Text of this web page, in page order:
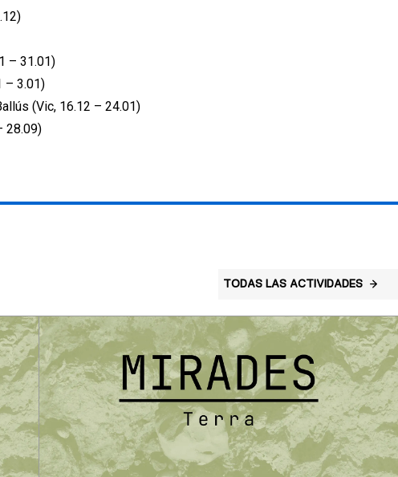
– 31.01)
– 3.01)
(Vic, 16.12 – 24.01)
28.09)
TODAS LAS ACTIVIDADES